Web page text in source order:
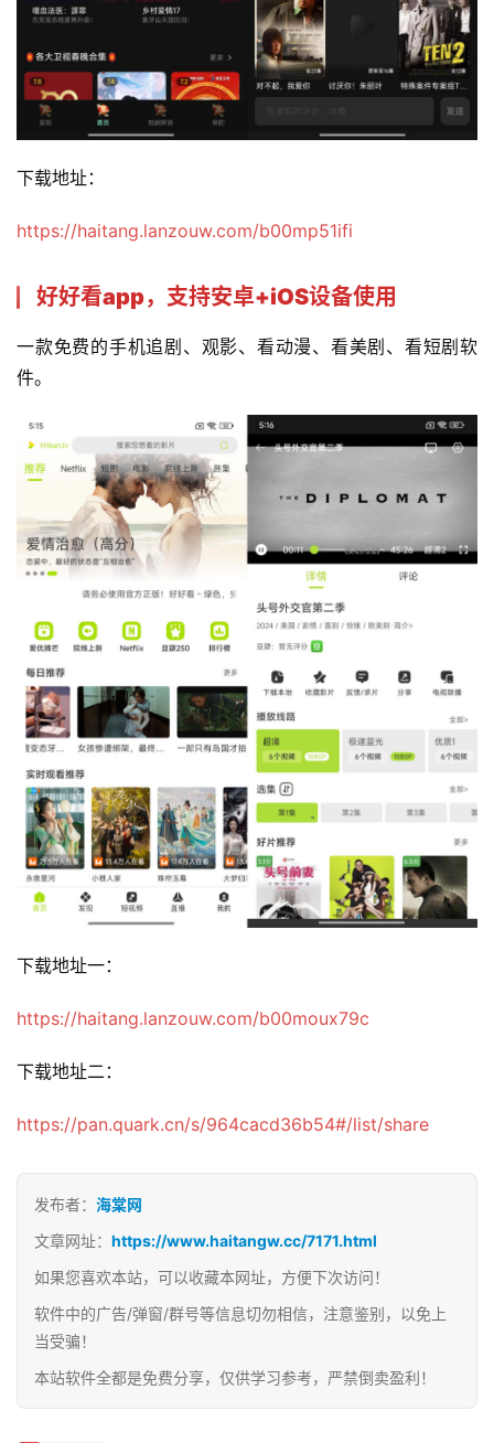
下载地址：
https://haitang.lanzouw.com/b00mp51ifi
好好看app，支持安卓+iOS设备使用
一款免费的手机追剧、观影、看动漫、看美剧、看短剧软
件。
下载地址一：
https://haitang.lanzouw.com/b00moux79c
下载地址二：
https://pan.quark.cn/s/964cacd36b54#/list/share
发布者： 海棠网
文章网址： https://www.haitangw.cc/7171.html
如果您喜欢本站，可以收藏本网址，方便下次访问！
软件中的广告/弹窗/群号等信息切勿相信，注意鉴别，以免上
当受骗！
本站软件全都是免费分享，仅供学习参考，严禁倒卖盈利！